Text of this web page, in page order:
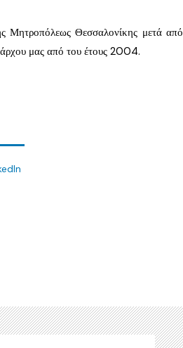
Μητροπόλεως Θεσσαλονίκης μετά από
μας από του έτους 2004.